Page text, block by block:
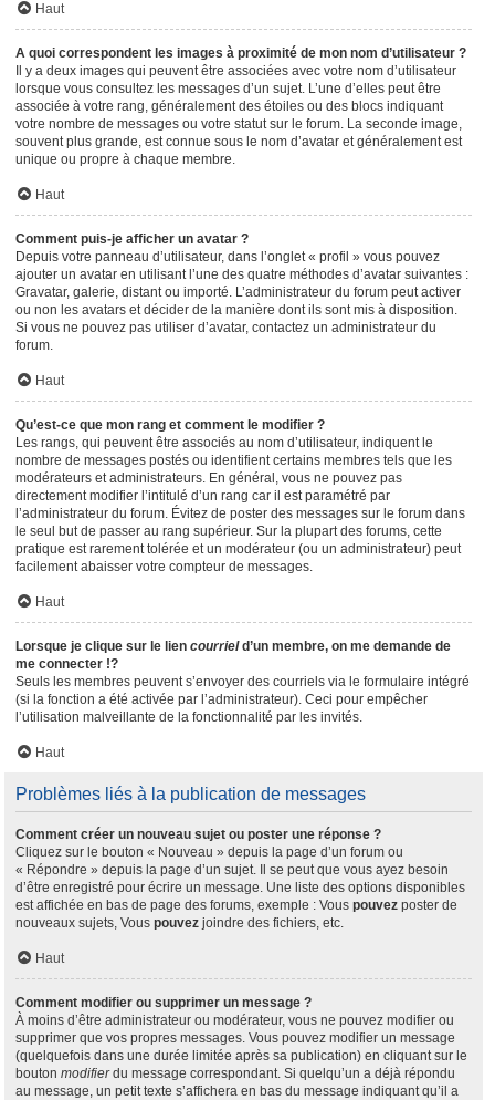
Haut
A quoi correspondent les images à proximité de mon nom d’utilisateur ?
Il y a deux images qui peuvent être associées avec votre nom d’utilisateur
lorsque vous consultez les messages d’un sujet. L’une d’elles peut être
associée à votre rang, généralement des étoiles ou des blocs indiquant
votre nombre de messages ou votre statut sur le forum. La seconde image,
souvent plus grande, est connue sous le nom d’avatar et généralement est
unique ou propre à chaque membre.
Haut
Comment puis-je afficher un avatar ?
Depuis votre panneau d’utilisateur, dans l’onglet « profil » vous pouvez
ajouter un avatar en utilisant l’une des quatre méthodes d’avatar suivantes :
Gravatar, galerie, distant ou importé. L’administrateur du forum peut activer
ou non les avatars et décider de la manière dont ils sont mis à disposition.
Si vous ne pouvez pas utiliser d’avatar, contactez un administrateur du
forum.
Haut
Qu’est-ce que mon rang et comment le modifier ?
Les rangs, qui peuvent être associés au nom d’utilisateur, indiquent le
nombre de messages postés ou identifient certains membres tels que les
modérateurs et administrateurs. En général, vous ne pouvez pas
directement modifier l’intitulé d’un rang car il est paramétré par
l’administrateur du forum. Évitez de poster des messages sur le forum dans
le seul but de passer au rang supérieur. Sur la plupart des forums, cette
pratique est rarement tolérée et un modérateur (ou un administrateur) peut
facilement abaisser votre compteur de messages.
Haut
Lorsque je clique sur le lien courrield’un membre, on me demande de
me connecter !?
Seuls les membres peuvent s’envoyer des courriels via le formulaire intégré
(si la fonction a été activée par l’administrateur). Ceci pour empêcher
l’utilisation malveillante de la fonctionnalité par les invités.
Haut
Problèmes liés à la publication de messages
Comment créer un nouveau sujet ou poster une réponse ?
Cliquez sur le bouton « Nouveau » depuis la page d’un forum ou
« Répondre » depuis la page d’un sujet. Il se peut que vous ayez besoin
d’être enregistré pour écrire un message. Une liste des options disponibles
est affichée en bas de page des forums, exemple : Vous pouvez poster de
nouveaux sujets, Vous pouvez joindre des fichiers, etc.
Haut
Comment modifier ou supprimer un message ?
À moins d’être administrateur ou modérateur, vous ne pouvez modifier ou
supprimer que vos propres messages. Vous pouvez modifier un message
(quelquefois dans une durée limitée après sa publication) en cliquant sur le
bouton modifierdu message correspondant. Si quelqu’un a déjà répondu
au message, un petit texte s’affichera en bas du message indiquant qu’il a